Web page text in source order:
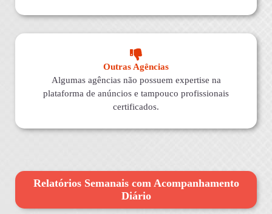
Outras Agências
Algumas agências não possuem expertise na
plataforma de anúncios e tampouco profissionais
certificados.
Relatórios Semanais com Acompanhamento
Diário